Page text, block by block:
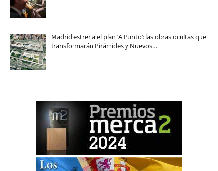
Madrid estrena el plan ‘A Punto’: las obras ocultas que
transformarán Pirámides y Nuevos…